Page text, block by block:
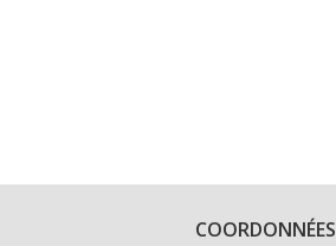
COORDONNÉES